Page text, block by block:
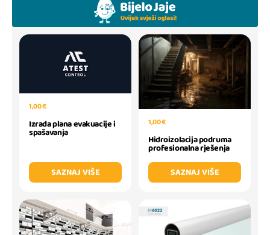
1,00 €
Izrada plana evakuacije i
spašavanja
SAZNAJ VIŠE
1,00 €
Hidroizolacija podruma
profesionalna rješenja
SAZNAJ VIŠE